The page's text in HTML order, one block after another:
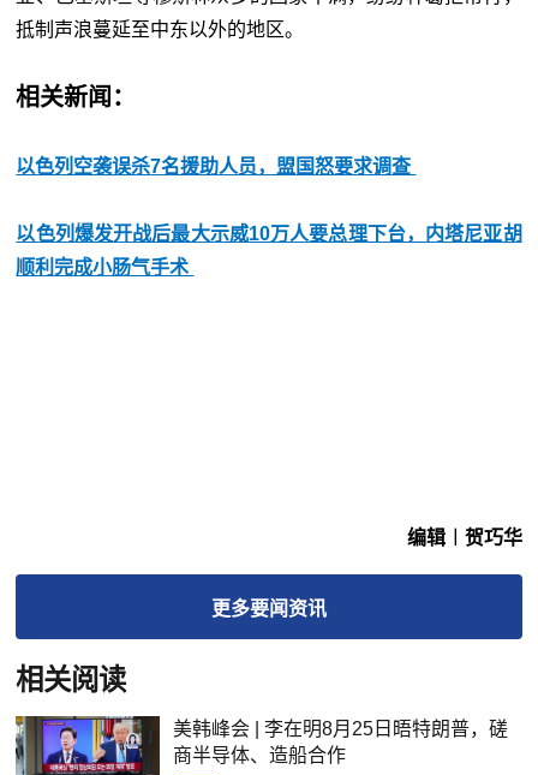
抵制声浪蔓延至中东以外的地区。
相关新闻：
以色列空袭误杀7名援助人员，盟国怒要求调查
以色列爆发开战后最大示威10万人要总理下台，内塔尼亚胡
顺利完成小肠气手术
编辑︱贺巧华
更多要闻资讯
相关阅读
美韩峰会 | 李在明8月25日晤特朗普，磋
商半导体、造船合作